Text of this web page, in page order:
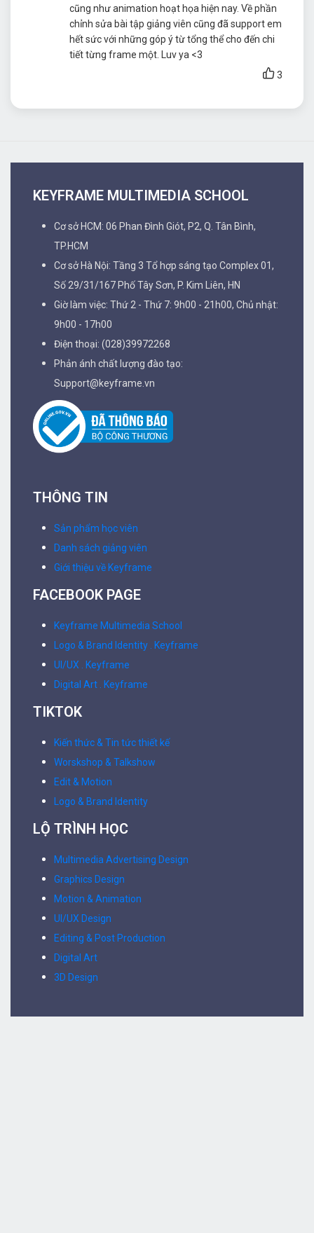
cũng như animation hoạt họa hiện nay. Về phần
chỉnh sửa bài tập giảng viên cũng đã support em
hết sức với những góp ý từ tổng thể cho đến chi
tiết từng frame một. Luv ya <3
3
KEYFRAME MULTIMEDIA SCHOOL
Cơ sở HCM: 06 Phan Đình Giót, P2, Q. Tân Bình,
TP.HCM
Cơ sở Hà Nội: Tầng 3 Tổ hợp sáng tạo Complex 01,
Số 29/31/167 Phố Tây Sơn, P. Kim Liên, HN
Giờ làm việc: Thứ 2 - Thứ 7: 9h00 - 21h00, Chủ nhật:
9h00 - 17h00
Điện thoại: (028)39972268
Phản ánh chất lượng đào tạo:
Support@keyframe.vn
THÔNG TIN
Sản phẩm học viên
Danh sách giảng viên
Giới thiệu về Keyframe
FACEBOOK PAGE
Keyframe Multimedia School
Logo & Brand Identity . Keyframe
UI/UX . Keyframe
Digital Art . Keyframe
TIKTOK
Kiến thức & Tin tức thiết kế
Worskshop & Talkshow
Edit & Motion
Logo & Brand Identity
LỘ TRÌNH HỌC
Multimedia Advertising Design
Graphics Design
Motion & Animation
UI/UX Design
Editing & Post Production
Digital Art
3D Design